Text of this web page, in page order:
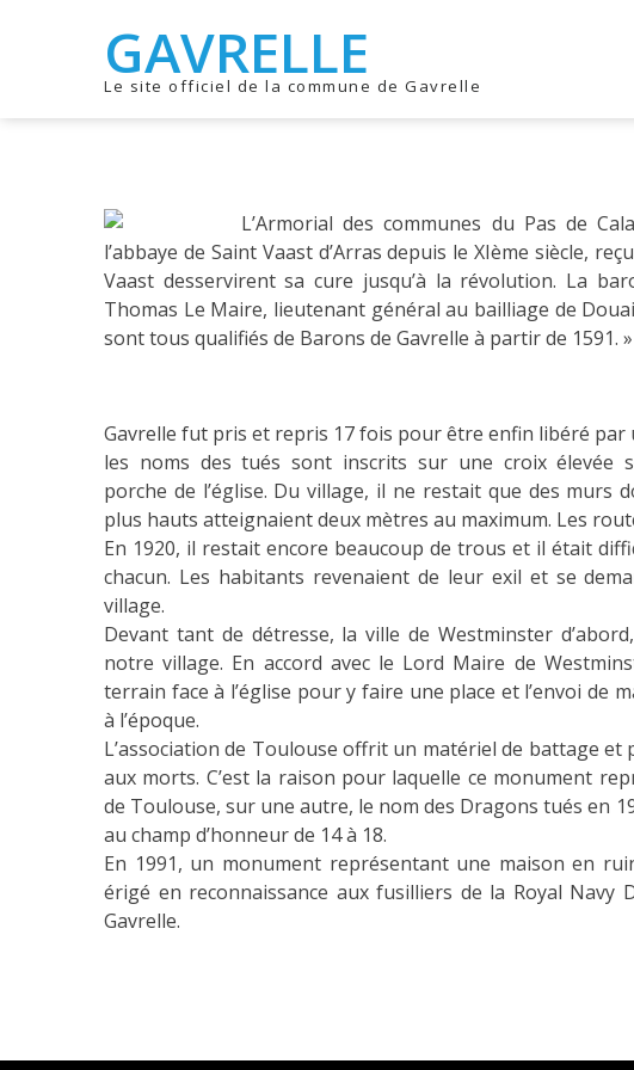
GAVRELLE
Le site officiel de la commune de Gavrelle
L’Armorial des communes du Pas de
l’abbaye de Saint Vaast d’Arras depuis le XIème siècle,
Vaast desservirent sa cure jusqu’à la révolution. La
Thomas Le Maire, lieutenant général au bailliage de
sont tous qualifiés de Barons de Gavrelle à partir de 1591. »
Gavrelle fut pris et repris 17 fois pour être enfin libéré par
les noms des tués sont inscrits sur une croix élevée
porche de l’église. Du village, il ne restait que des murs
plus hauts atteignaient deux mètres au maximum. Les
En 1920, il restait encore beaucoup de trous et il était
chacun. Les habitants revenaient de leur exil et se
village.
Devant tant de détresse, la ville de Westminster
notre village. En accord avec le Lord Maire de
terrain face à l’église pour y faire une place et l’envoi de
à l’époque.
L’association de Toulouse offrit un matériel de battage
aux morts. C’est la raison pour laquelle ce monument
de Toulouse, sur une autre, le nom des Dragons tués en
au champ d’honneur de 14 à 18.
En 1991, un monument représentant une maison en
érigé en reconnaissance aux fusilliers de la Royal
Gavrelle.